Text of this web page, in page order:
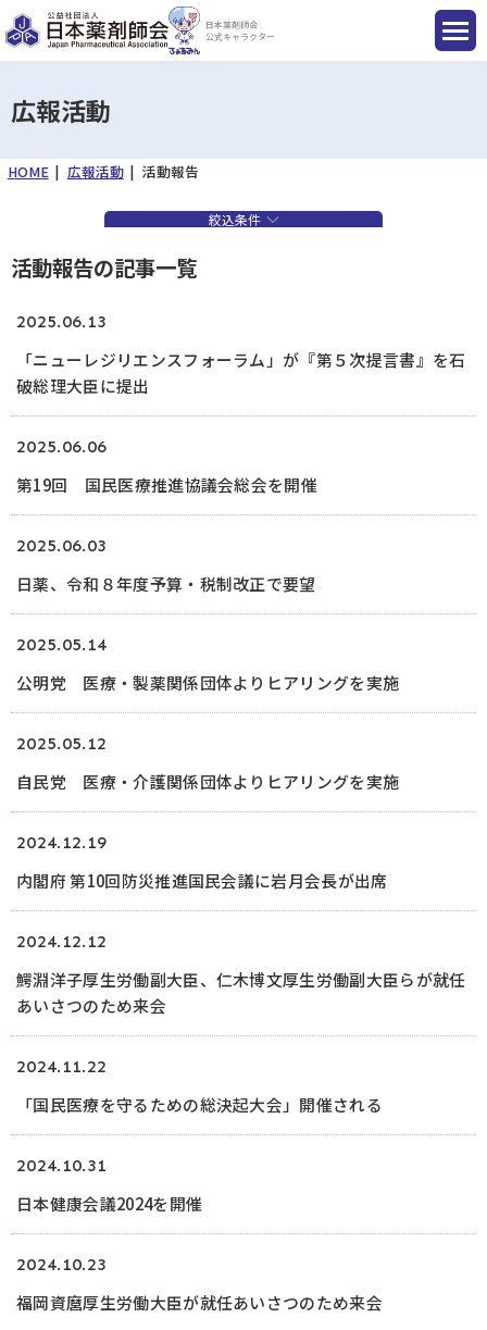
日本薬剤師会
公式キャラクター
国民のみなさまへ
薬剤師を目指す方へ
広報活動
HOME 広報活動 活動報告
絞込条件
活動報告の記事一覧
2025.06.13
「ニューレジリエンスフォーラム」が『第５次提言書』を石
破総理大臣に提出
2025.06.06
第19回 国民医療推進協議会総会を開催
2025.06.03
日薬、令和８年度予算・税制改正で要望
2025.05.14
公明党 医療・製薬関係団体よりヒアリングを実施
2025.05.12
自民党 医療・介護関係団体よりヒアリングを実施
2024.12.19
内閣府 第10回防災推進国民会議に岩月会長が出席
2024.12.12
鰐淵洋子厚生労働副大臣、仁木博文厚生労働副大臣らが就任
あいさつのため来会
2024.11.22
「国民医療を守るための総決起大会」開催される
2024.10.31
日本健康会議2024を開催
2024.10.23
福岡資麿厚生労働大臣が就任あいさつのため来会